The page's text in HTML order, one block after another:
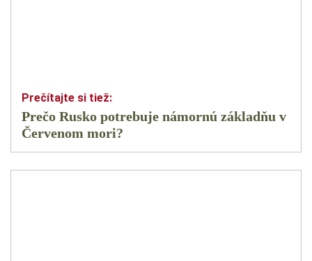
Prečo Rusko potrebuje námornú základňu v
Červenom mori?